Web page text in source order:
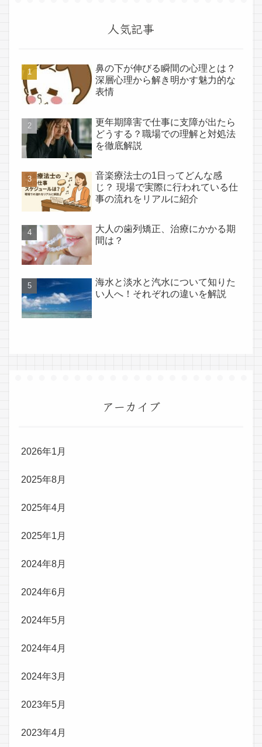
人気記事
鼻の下が伸びる瞬間の心理とは？
深層心理から解き明かす魅力的な
表情
更年期障害で仕事に支障が出たら
どうする？職場での理解と対処法
を徹底解説
音楽療法士の1日ってどんな感
じ？ 現場で実際に行われている仕
事の流れをリアルに紹介
大人の歯列矯正、治療にかかる期
間は？
海水と淡水と汽水について知りた
い人へ！それぞれの違いを解説
アーカイブ
2026年1月
2025年8月
2025年4月
2025年1月
2024年8月
2024年6月
2024年5月
2024年4月
2024年3月
2023年5月
2023年4月